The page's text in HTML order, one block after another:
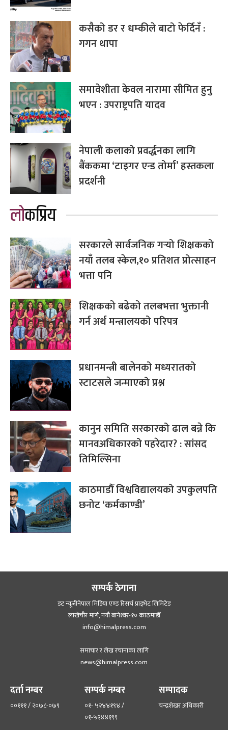
कसैको डर र धम्कीले बाटो फेर्दिनँ :
गगन थापा
समावेशीता केवल नारामा सीमित हुनु
भएन : उपराष्ट्रपति यादव
नेपाली कलाको प्रवर्द्धनका लागि
बैंककमा ‘टाइगर एन्ड तोर्मा’ हस्तकला
प्रदर्शनी
लोकप्रिय
सरकारले सार्वजनिक गर्‍यो शिक्षकको
नयाँ तलब स्केल,१० प्रतिशत प्रोत्साहन
भत्ता पनि
शिक्षकको बढेको तलबभत्ता भुक्तानी
गर्न अर्थ मन्त्रालयको परिपत्र
प्रधानमन्त्री बालेनको मध्यरातको
स्टाटसले जन्माएको प्रश्न
कानुन समिति सरकारको ढाल बन्ने कि
मानवअधिकारको पहरेदार? : सांसद
तिमिल्सिना
काठमाडौँ विश्वविद्यालयको उपकुलपति
छनोट ‘कर्मकाण्डी’
सम्पर्क ठेगाना
डट न्यूजीनेपाल मिडिया एण्ड रिसर्च प्राइभेट लिमिटेड
लाखेचौर मार्ग, नयाँ बानेश्‍वर-१० काठमाडौँ
info@himalpress.com
समाचार र लेख रचानाका लागि
news@himalpress.com
दर्ता नम्बर
००१११ / २०७८-०७९
सम्पर्क नम्बर
०१- ५२४४१९४ /
०१-५२४४१९९
सम्पादक
चन्द्रशेखर अधिकारी